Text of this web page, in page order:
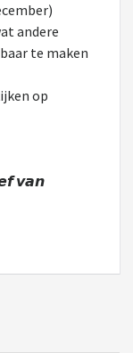
andere
te maken
op
𝙫𝙖𝙣